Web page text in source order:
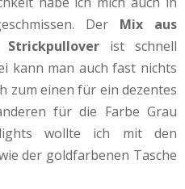
Der Mix aus
ist schnell
kann man auch fast nichts
zum einen für ein dezentes
für die Farbe Grau
wollte ich mit den
der goldfarbenen Tasche